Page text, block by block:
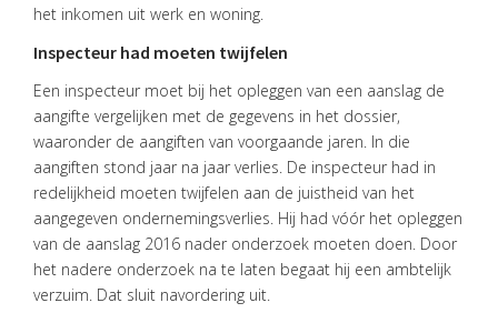
het inkomen uit werk en woning.
Inspecteur had moeten twijfelen
Een inspecteur moet bij het opleggen van een aanslag de
aangifte vergelijken met de gegevens in het dossier,
waaronder de aangiften van voorgaande jaren. In die
aangiften stond jaar na jaar verlies. De inspecteur had in
redelijkheid moeten twijfelen aan de juistheid van het
aangegeven ondernemingsverlies. Hij had vóór het opleggen
van de aanslag 2016 nader onderzoek moeten doen. Door
het nadere onderzoek na te laten begaat hij een ambtelijk
verzuim. Dat sluit navordering uit.